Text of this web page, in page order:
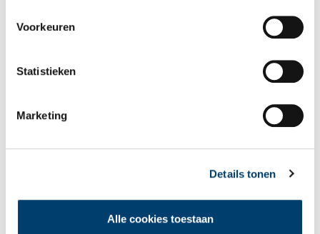
Voorkeuren
Statistieken
Marketing
Details tonen
Alle cookies toestaan
Een jaar rond in de Eendenkooi ’t Zand